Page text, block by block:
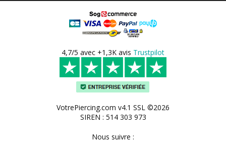
4,7/5 avec +1,3K avis Trustpilot
VotrePiercing.com v4.1 SSL ©2026
SIREN : 514 303 973
Nous suivre :